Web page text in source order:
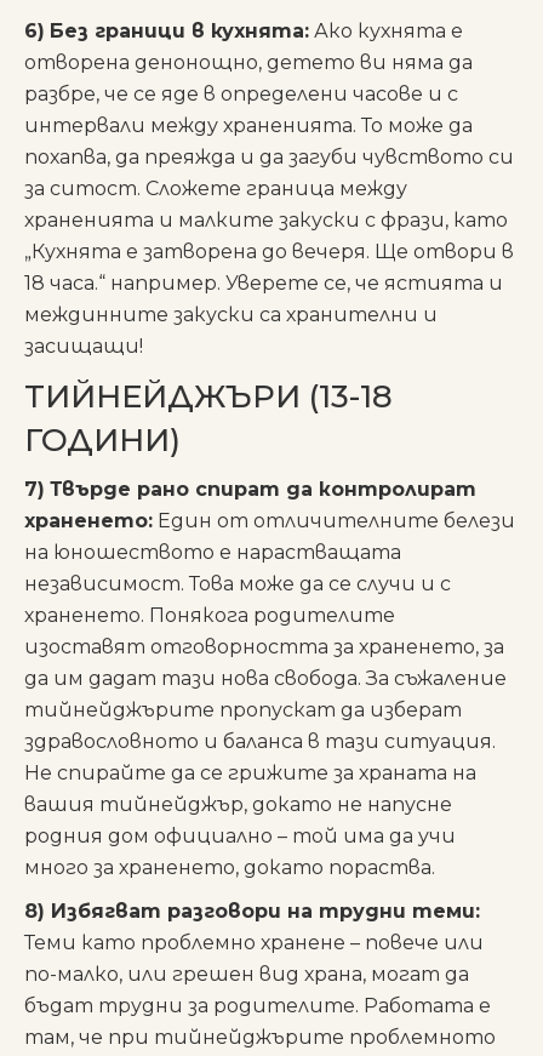
6) Без граници в кухнята: Ако кухнята е
отворена денонощно, детето ви няма да
разбре, че се яде в определени часове и с
интервали между храненията. То може да
похапва, да преяжда и да загуби чувството си
за ситост. Сложете граница между
храненията и малките закуски с фрази, като
„Кухнята е затворена до вечеря. Ще отвори в
18 часа.“ например. Уверете се, че ястията и
междинните закуски са хранителни и
засищащи!
ТИЙНЕЙДЖЪРИ (13-18
ГОДИНИ)
7) Твърде рано спират да контролират
храненето: Един от отличителните белези
на юношеството е нарастващата
независимост. Това може да се случи и с
храненето. Понякога родителите
изоставят отговорността за храненето, за
да им дадат тази нова свобода. За съжаление
тийнейджърите пропускат да изберат
здравословното и баланса в тази ситуация.
Не спирайте да се грижите за храната на
вашия тийнейджър, докато не напусне
родния дом официално – той има да учи
много за храненето, докато пораства.
8) Избягват разговори на трудни теми:
Теми като проблемно хранене – повече или
по-малко, или грешен вид храна, могат да
бъдат трудни за родителите. Работата е
там, че при тийнейджърите проблемното